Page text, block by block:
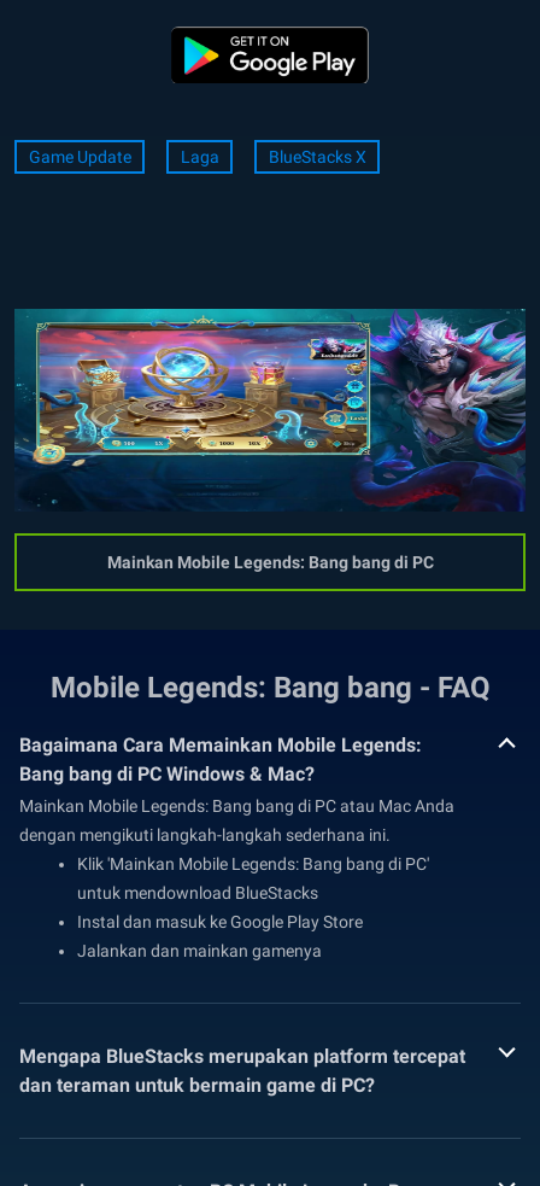
Game Update Laga BlueStacks X
Mainkan Mobile Legends: Bang bang di PC
Mobile Legends: Bang bang - FAQ
Bagaimana Cara Memainkan Mobile Legends:
Bang bang di PC Windows & Mac?
Mainkan Mobile Legends: Bang bang di PC atau Mac Anda
dengan mengikuti langkah-langkah sederhana ini.
Klik 'Mainkan Mobile Legends: Bang bang di PC'
untuk mendownload BlueStacks
Instal dan masuk ke Google Play Store
Jalankan dan mainkan gamenya
Mengapa BlueStacks merupakan platform tercepat
dan teraman untuk bermain game di PC?